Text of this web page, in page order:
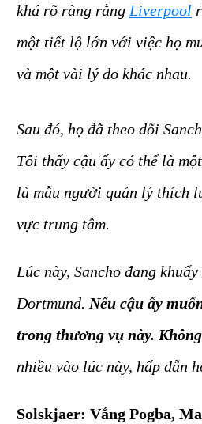
khá rõ ràng rằng Liverpool
một tiết lộ lớn với việc họ
và một vài lý do khác nhau.
Sau đó, họ đã theo dõi
Tôi thấy cậu ấy có thể là
là mẫu người quản lý thích
vực trung tâm.
Lúc này, Sancho đang
Dortmund. Nếu cậu ấy
trong thương vụ này.
nhiều vào lúc này, hấp dẫn
Solskjaer: Vắng Pogba,